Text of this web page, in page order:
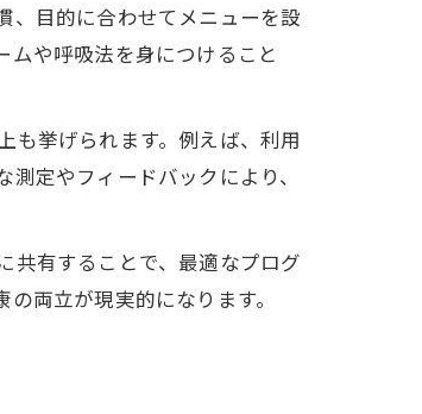
、目的に合わせてメニューを設
や呼吸法を身につけること
も挙げられます。例えば、利用
定やフィードバックにより、
共有することで、最適なプログ
両立が現実的になります。